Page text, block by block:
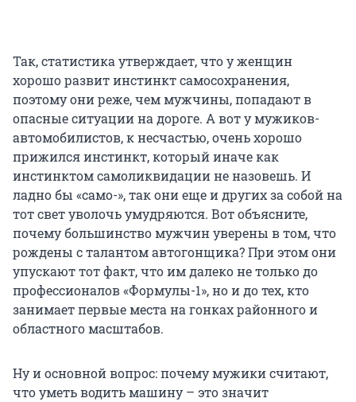
Так, статистика утверждает, что у женщин
хорошо развит инстинкт самосохранения,
поэтому они реже, чем мужчины, попадают в
опасные ситуации на дороге. А вот у мужиков-
автомобилистов, к несчастью, очень хорошо
прижился инстинкт, который иначе как
инстинктом самоликвидации не назовешь. И
ладно бы «само-», так они еще и других за собой на
тот свет уволочь умудряются. Вот объясните,
почему большинство мужчин уверены в том, что
рождены с талантом автогонщика? При этом они
упускают тот факт, что им далеко не только до
профессионалов «Формулы-1», но и до тех, кто
занимает первые места на гонках районного и
областного масштабов.
Ну и основной вопрос: почему мужики считают,
что уметь водить машину – это значит